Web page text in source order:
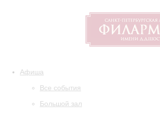
Афиша
Все события
Большой зал